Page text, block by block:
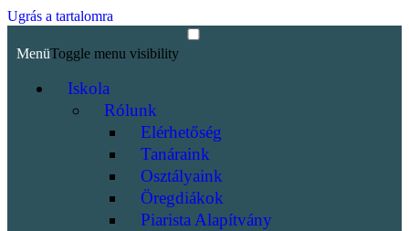
Ugrás a tartalomra
MenüToggle menu visibility
Iskola
Rólunk
Elérhetőség
Tanáraink
Osztályaink
Öregdiákok
Piarista Alapítvány